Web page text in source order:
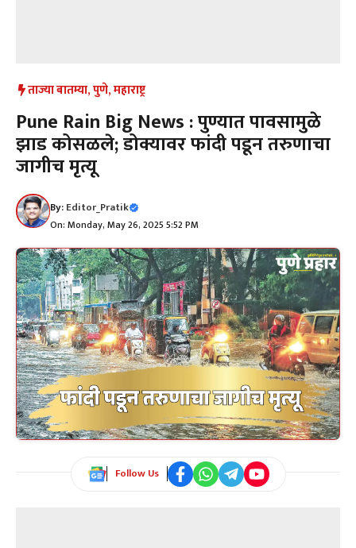
ताज्या बातम्या,पुणे,महाराष्ट्र
Pune Rain Big News : पुण्यात पावसामुळे
झाड कोसळले; डोक्यावर फांदी पडून तरुणाचा
जागीच मृत्यू
By:Editor_Pratik
On: Monday, May 26, 2025 5:52 PM
Follow Us